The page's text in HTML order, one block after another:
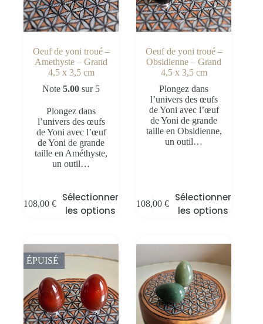
Oeuf de yoni troué –
Amethyste – Grand
4,5 x 3,5 cm
Note5.00 sur 5
Plongez dans
l’univers des œufs
de Yoni avec l’œuf
de Yoni de grande
taille en Améthyste,
un outil…
108,00€
Sélectionner
les options
Oeuf de yoni troué –
Obsidienne – Grand
4,5 x 3,5 cm
Plongez dans
l’univers des œufs
de Yoni avec l’œuf
de Yoni de grande
taille en Obsidienne,
un outil…
108,00€
Sélectionner
les options
ÉPUISÉ